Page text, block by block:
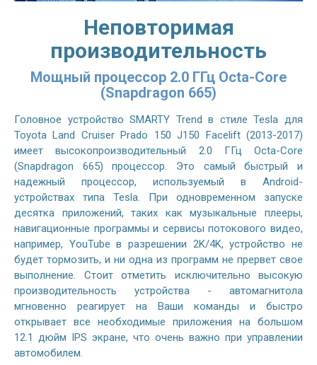
Неповторимая
производительность
Мощный процессор 2.0 ГГц Octa-Core
(Snapdragon 665)
Головное устройство SMARTY Trend в стиле Tesla для
Toyota Land Cruiser Prado 150 J150 Facelift (2013-2017)
имеет высокопроизводительный 2.0 ГГц Octa-Core
(Snapdragon 665) процессор. Это самый быстрый и
надежный процессор, используемый в Android-
устройствах типа Tesla. При одновременном запуске
десятка приложений, таких как музыкальные плееры,
навигационные программы и сервисы потокового видео,
например, YouTube в разрешении 2K/4K, устройство не
будет тормозить, и ни одна из программ не прервет свое
выполнение. Стоит отметить исключительно высокую
производительность устройства - автомагнитола
мгновенно реагирует на Ваши команды и быстро
открывает все необходимые приложения на большом
12.1 дюйм IPS экране, что очень важно при управлении
автомобилем.